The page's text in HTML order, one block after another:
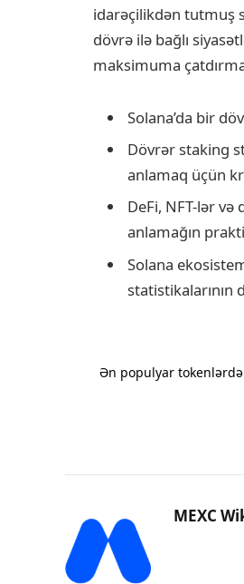
idarəçilikdən tutmuş
dövrə ilə bağlı
maksimuma
Solana’da bir
Dövrər staking
anlamaq üçün
DeFi, NFT-lər
anlamağın
Solana
statistikalarının
Ən populyar
MEXC